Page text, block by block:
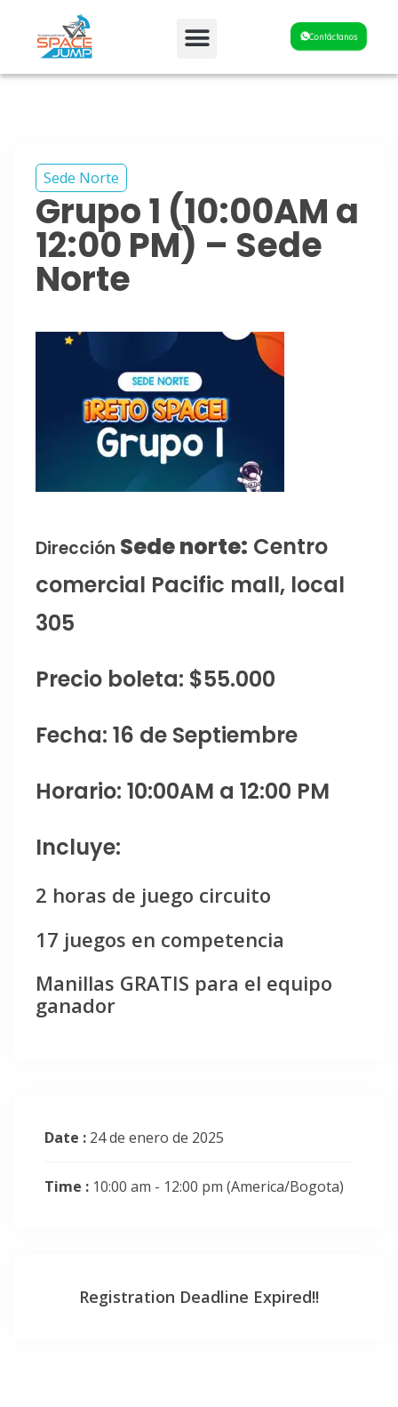
Contáctanos
Sede Norte
Grupo 1 (10:00AM a
12:00 PM) – Sede
Norte
Dirección Sede norte: Centro
comercial Pacific mall, local
305
Precio boleta: $55.000
Fecha: 16 de Septiembre
Horario: 10:00AM a 12:00 PM
Incluye:
2 horas de juego circuito
17 juegos en competencia
Manillas GRATIS para el equipo
ganador
Date : 24 de enero de 2025
Time : 10:00 am - 12:00 pm (America/Bogota)
Registration Deadline Expired!!